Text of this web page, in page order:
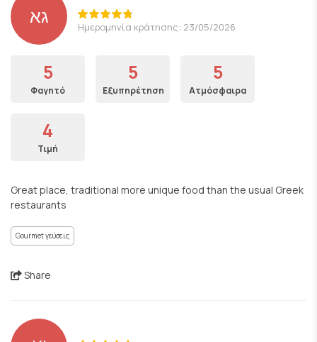
גא Ημερομηνία κράτησης: 23/05/2026
5
Φαγητό
5
Εξυπηρέτηση
5
Ατμόσφαιρα
4
Τιμή
Great place, traditional more unique food than the usual Greek
restaurants
Gourmet γεύσεις
Share